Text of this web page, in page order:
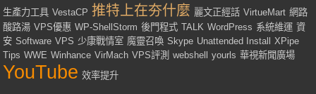
生產力工具 VestaCP 推特上在夯什麼 麗文正經話 VirtueMart 網路
酸路湯 VPS優惠 WP-ShellStorm 後門程式 TALK WordPress 系統維運 資
安 Software VPS 少康戰情室 魔靈召喚 Skype Unattended Install
XPipe
Tips WWE Winhance VirMach VPS評測 webshell yourls 華視新聞廣場
YouTube 效率提升